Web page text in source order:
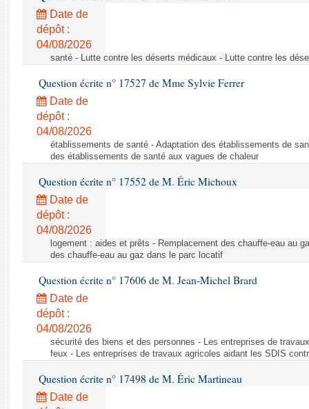
Date de
dépôt :
04/08/2026
santé - Lutte contre les déserts médicaux - Lutte contre les
Question écrite n° 17527 de Mme Sylvie Ferrer
Date de
dépôt :
04/08/2026
établissements de santé - Adaptation des établissements de
des établissements de santé aux vagues de chaleur
Question écrite n° 17552 de M. Éric Michoux
Date de
dépôt :
04/08/2026
logement : aides et prêts - Remplacement des chauffe-eau au
des chauffe-eau au gaz dans le parc locatif
Question écrite n° 17606 de M. Jean-Michel Brard
Date de
dépôt :
04/08/2026
sécurité des biens et des personnes - Les entreprises de
feux - Les entreprises de travaux agricoles aidant les SDIS
Question écrite n° 17498 de M. Éric Martineau
Date de